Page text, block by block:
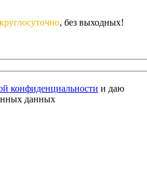
круглосуточно, без выходных!
конфиденциальности и даю
данных